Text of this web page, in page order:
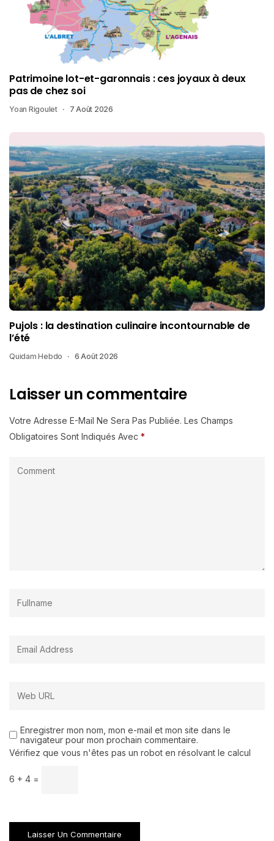
Patrimoine lot-et-garonnais : ces joyaux à deux
pas de chez soi
Yoan Rigoulet 7 Août 2026
Pujols : la destination culinaire incontournable de
l’été
Quidam Hebdo 6 Août 2026
Laisser un commentaire
Votre Adresse E-Mail Ne Sera Pas Publiée. Les Champs
Obligatoires Sont Indiqués Avec *
Enregistrer mon nom, mon e-mail et mon site dans le
navigateur pour mon prochain commentaire.
Vérifiez que vous n'êtes pas un robot en résolvant le calcul
6 + 4 =